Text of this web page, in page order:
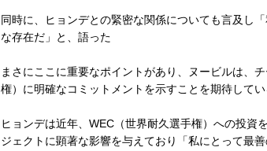
同時に、ヒョンデとの緊密な関係についても言及し
な存在だ」と、語った
まさにここに重要なポイントがあり、ヌービルは、
権）に明確なコミットメントを示すことを期待してい
ヒョンデは近年、WEC（世界耐久選手権）への投資
ジェクトに顕著な影響を与えており「私にとって最